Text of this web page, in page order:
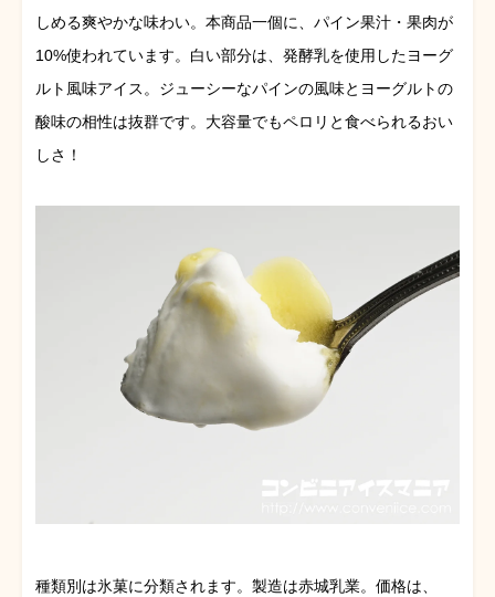
しめる爽やかな味わい。本商品一個に、パイン果汁・果肉が
10%使われています。白い部分は、発酵乳を使用したヨーグ
ルト風味アイス。ジューシーなパインの風味とヨーグルトの
酸味の相性は抜群です。大容量でもペロリと食べられるおい
しさ！
種類別は氷菓に分類されます。製造は赤城乳業。価格は、